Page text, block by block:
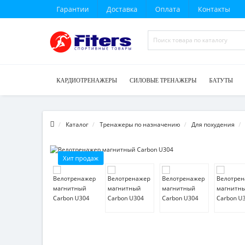
Гарантии Доставка Оплата Контакты
КАРДИОТРЕНАЖЕРЫ СИЛОВЫЕ ТРЕНАЖЕРЫ БАТУТЫ
Каталог Тренажеры по назначению Для похудения
Хит продаж